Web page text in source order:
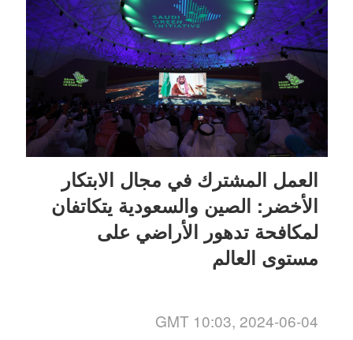
العمل المشترك في مجال الابتكار
الأخضر: الصين والسعودية يتكاتفان
لمكافحة تدهور الأراضي على
مستوى العالم
GMT 10:03, 2024-06-04